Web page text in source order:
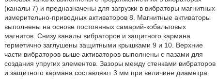
(каналы 7) и предназначены для загрузки в вибраторы магнитных
измерительно-приводных активаторов 8. Магнитные активаторы
выполнены на основе постоянных самарий-кобальтовых
магнитов. Снизу каналы вибраторов и защитного кармана
герметично заглушены защитными крышками 9 и 10. Верхние
части вибраторов выше активаторов выполнены с пазами для
создания упругих элементов. Зазоры между стенками вибраторов
и защитного кармана составляют 3 мм при величине диаметра